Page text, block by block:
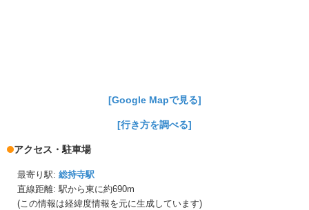
[Google Mapで見る]
[行き方を調べる]
アクセス・駐車場
最寄り駅: 総持寺駅
直線距離: 駅から東に約690m
(この情報は経緯度情報を元に生成しています)